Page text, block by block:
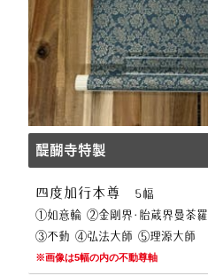
醍醐寺特製
四度加行本尊
5幅
①如意輪 ②金剛界･胎蔵界曼荼羅
③不動 ④弘法大師 ⑤理源大師
※画像は5幅の内の不動尊軸